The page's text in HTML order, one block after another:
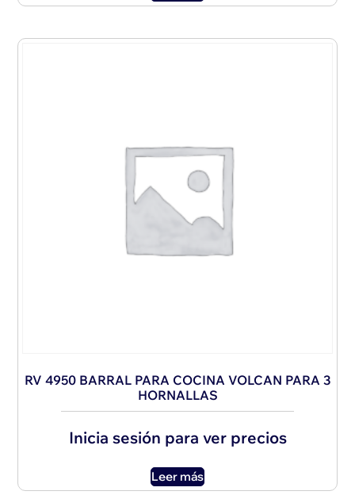
RV 4950 BARRAL PARA COCINA VOLCAN PARA 3
HORNALLAS
Inicia sesión para ver precios
Leer más